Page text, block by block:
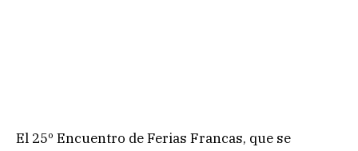
El 25º Encuentro de Ferias Francas, que se